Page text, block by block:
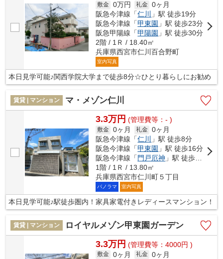
敷金 0万円 礼金 0ヶ月
阪急今津線「仁川
」駅 徒歩19分
阪急今津線「甲東園 」駅 徒歩23分
阪急甲陽線「甲陽園 」駅 徒歩30分
2階 / 1Ｒ / 18.40㎡
兵庫県西宮市仁川百合野町
室内写真
本日見学可能♪関西学院大学まで徒歩8分☆ひとり暮らしにお勧め
賃貸 | マンション マ・メゾン仁川
3.3万円 (管理費等：- )
敷金 0ヶ月 礼金 0ヶ月
阪急今津線「仁川
」駅 徒歩8分
阪急今津線「甲東園 」駅 徒歩16分
阪急今津線「 門戸厄神 」駅 徒歩29分
1階 / 1Ｒ / 13.80㎡
兵庫県西宮市仁川町５丁目
パノラマ 室内写真
本日見学可能♪駅徒歩圏内！家具家電付きレディースマンション！
賃貸 | マンション ロイヤルメゾン甲東園ガーデン
3.3万円 (管理費等：4000円 )
敷金 0ヶ月 礼金 0ヶ月